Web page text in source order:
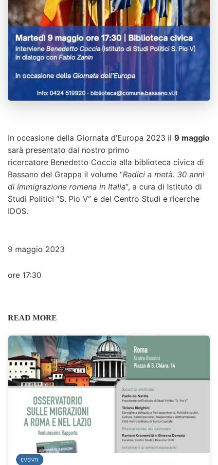
In occasione della Giornata d’Europa 2023 il 9 maggio
sarà presentato dal nostro primo
ricercatore Benedetto Coccia alla biblioteca civica di
Bassano del Grappa il volume “Radici a metà. 30 anni
di immigrazione romena in Italia“, a cura di Istituto di
Studi Politici “S. Pio V” e del Centro Studi e ricerche
IDOS.
9 maggio 2023
ore 17:30
READ MORE
EVENTI